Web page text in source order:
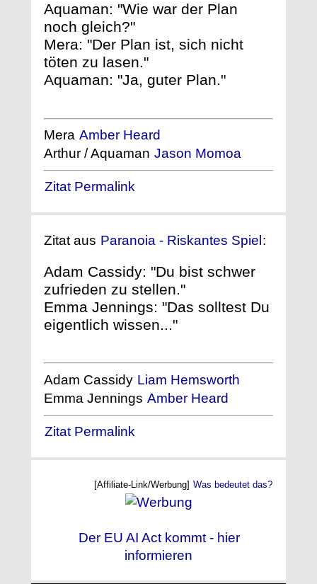
Aquaman: "Wie war der Plan
noch gleich?"
Mera: "Der Plan ist, sich nicht
töten zu lasen."
Aquaman: "Ja, guter Plan."
Mera Amber Heard
Arthur / Aquaman Jason Momoa
Zitat Permalink
Zitat aus Paranoia - Riskantes Spiel:
Adam Cassidy: "Du bist schwer
zufrieden zu stellen."
Emma Jennings: "Das solltest Du
eigentlich wissen..."
Adam Cassidy Liam Hemsworth
Emma Jennings Amber Heard
Zitat Permalink
[Affiliate-Link/Werbung] Was bedeutet das?
Der EU AI Act kommt - hier
informieren